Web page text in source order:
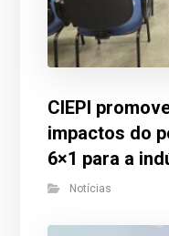
CIEPI
impactos do
6×1 para a
Notícias